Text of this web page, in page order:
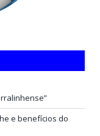
e benefícios do